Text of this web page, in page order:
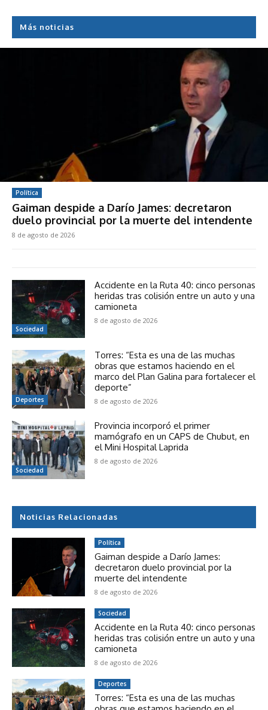
Más noticias
Política
Gaiman despide a Darío James: decretaron
duelo provincial por la muerte del intendente
8 de agosto de 2026
Sociedad
Accidente en la Ruta 40: cinco personas
heridas tras colisión entre un auto y una
camioneta
8 de agosto de 2026
Deportes
Torres: “Esta es una de las muchas
obras que estamos haciendo en el
marco del Plan Galina para fortalecer el
deporte”
8 de agosto de 2026
Sociedad
Provincia incorporó el primer
mamógrafo en un CAPS de Chubut, en
el Mini Hospital Laprida
8 de agosto de 2026
Noticias Relacionadas
Política
Gaiman despide a Darío James:
decretaron duelo provincial por la
muerte del intendente
8 de agosto de 2026
Sociedad
Accidente en la Ruta 40: cinco personas
heridas tras colisión entre un auto y una
camioneta
8 de agosto de 2026
Deportes
Torres: “Esta es una de las muchas